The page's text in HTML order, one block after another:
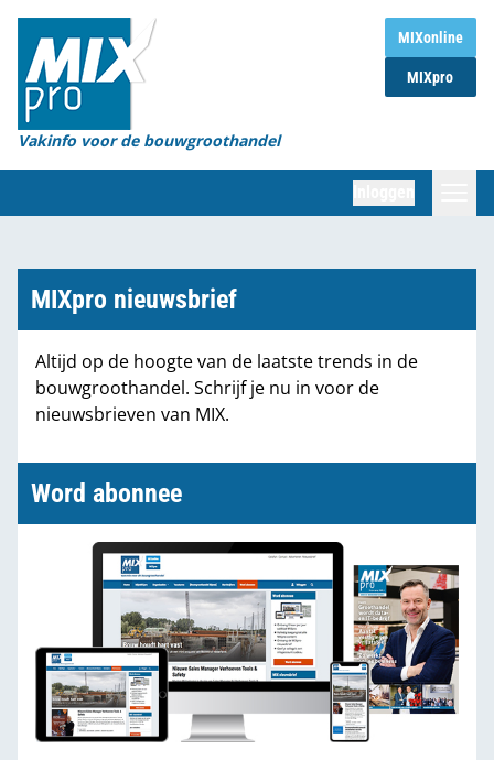
MIXonline
MIXpro
Vakinfo voor de bouwgroothandel
Home
Magazines
Organisaties
Marktcijfers
Partners
MIXpro nieuwsbrief
Altijd op de hoogte van de laatste trends in de
bouwgroothandel. Schrijf je nu in voor de
nieuwsbrieven van MIX.
Word abonnee